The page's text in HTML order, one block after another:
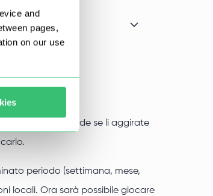
and
pages,
on our use
Ma cosa succede se li aggirate
periodo (settimana, mese,
locali. Ora sarà possibile giocare